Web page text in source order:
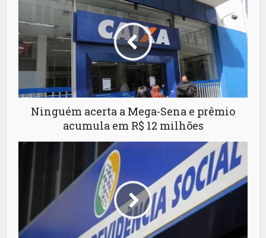
Ninguém acerta a Mega-Sena e prêmio
acumula em R$ 12 milhões